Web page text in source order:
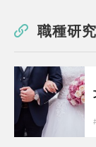
職種研